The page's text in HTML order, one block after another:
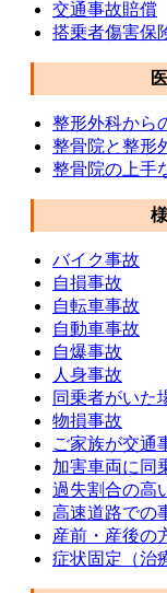
交通事故賠償
搭乗者傷害保
整形外科から
整骨院と整形
整骨院の上手
バイク事故
自損事故
自転車事故
自動車事故
自爆事故
人身事故
同乗者がいた
物損事故
ご家族が交通
加害車両に同
過失割合の高
高速道路での
産前・産後の
症状固定（治